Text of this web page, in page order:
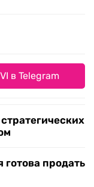
в Telegram
продать